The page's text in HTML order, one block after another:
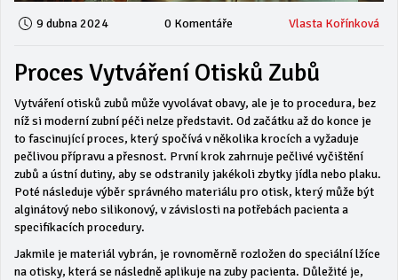
9 dubna 2024 0 Komentáře Vlasta Kořínková
Proces Vytváření Otisků Zubů
Vytváření otisků zubů může vyvolávat obavy, ale je to procedura, bez
níž si moderní zubní péči nelze představit. Od začátku až do konce je
to fascinující proces, který spočívá v několika krocích a vyžaduje
pečlivou přípravu a přesnost. První krok zahrnuje pečlivé vyčištění
zubů a ústní dutiny, aby se odstranily jakékoli zbytky jídla nebo plaku.
Poté následuje výběr správného materiálu pro otisk, který může být
alginátový nebo silikonový, v závislosti na potřebách pacienta a
specifikacích procedury.
Jakmile je materiál vybrán, je rovnoměrně rozložen do speciální lžíce
na otisky, která se následně aplikuje na zuby pacienta. Důležité je,